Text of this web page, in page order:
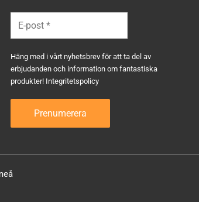
Häng med i vårt nyhetsbrev för att ta del av
erbjudanden och information om fantastiska
produkter! Integritetspolicy